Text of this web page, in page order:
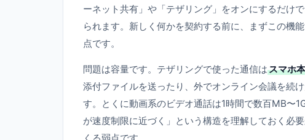
ーネット共有」や「テザリング」をオンにするだけ
られます。新しく何かを契約する前に、まずこの機
点です。
問題は容量です。テザリングで使った通信はスマホ
添付ファイルを送ったり、外でオンライン会議を続
す。とくに動画系のビデオ通話は1時間で数百MB〜
が速度制限に近づく」という構造を理解しておく必